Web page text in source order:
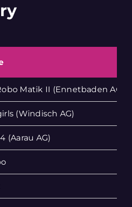
Matik II (Ennetbaden AG)
(Windisch AG)
(Aarau AG)